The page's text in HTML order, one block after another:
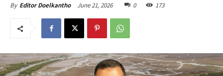
By Editor Doelkantho June 21, 2026 0 173